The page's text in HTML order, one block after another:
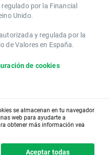
por la ​Financial
Unido.
y regulada por la
de Valores en España.
de cookies
se almacenan en tu navegador
web para ayudarte a
obtener más información vea
Aceptar todas